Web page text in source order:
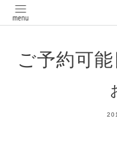
ご予約可